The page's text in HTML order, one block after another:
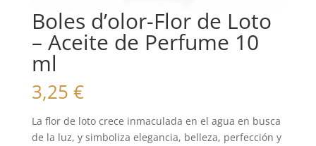
Boles d’olor-Flor de Loto
– Aceite de Perfume 10
ml
3,25 €
La flor de loto crece inmaculada en el agua en busca
de la luz, y simboliza elegancia, belleza, perfección y